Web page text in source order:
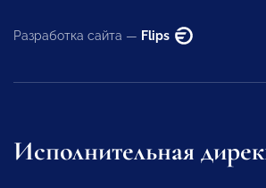
Разработка сайта — Flips
Исполнительная